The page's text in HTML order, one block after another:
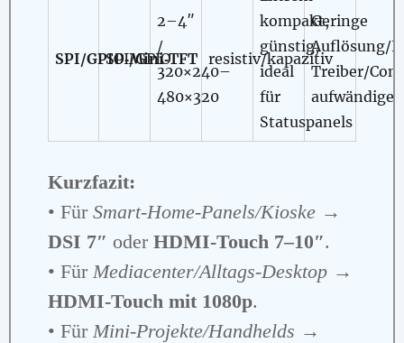
SPI/GPIO‑Mini‑TFT
SPI/GPIO
2–4″
/
320×240–
480×320
resistiv/kapazitiv
kompakt,
günstig,
ideal
für
Statuspanels
Geringe
Auflösung/
Treiber/
aufwändiger
Kurzfazit:
• Für Smart‑Home‑Panels/Kioske →
DSI 7″ oder HDMI‑Touch 7–10″.
• Für Mediacenter/Alltags‑Desktop →
HDMI‑Touch mit 1080p.
• Für Mini‑Projekte/Handhelds →